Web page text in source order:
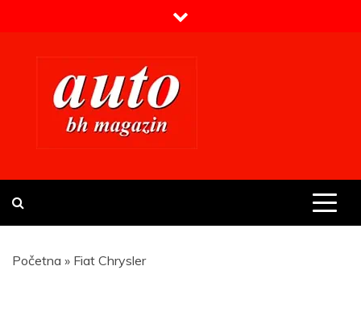
Prvi BH auto magazin
Početna » Fiat Chrysler